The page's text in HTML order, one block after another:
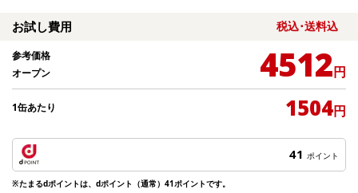
お試し費用 税込･送料込
参考価格
オープン
4512円
1缶あたり 1504円
41 ポイント
※たまるdポイントは、dポイント（通常）41ポイントです。